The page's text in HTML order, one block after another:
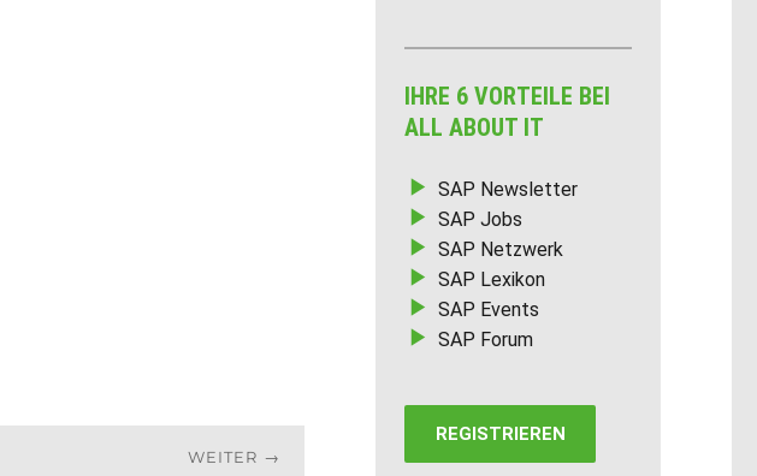
WEITER
IHRE 6 VORTEILE BEI
ALL ABOUT IT
SAP Newsletter
SAP Jobs
SAP Netzwerk
SAP Lexikon
SAP Events
SAP Forum
REGISTRIEREN